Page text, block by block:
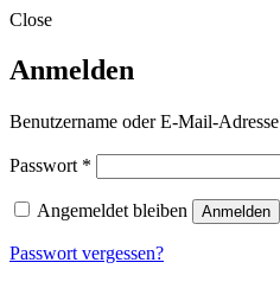
Close
Anmelden
Benutzername oder E-Mail-Adresse
Passwort *
Angemeldet bleiben Anmelden
Passwort vergessen?